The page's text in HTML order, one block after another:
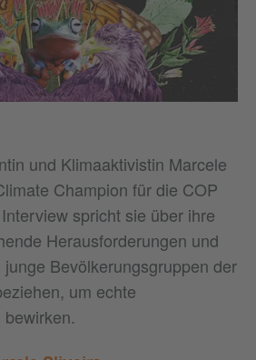
und Klimaaktivistin Marcele
Champion für die COP
spricht sie über ihre
Herausforderungen und
Bevölkerungsgruppen der
um echte